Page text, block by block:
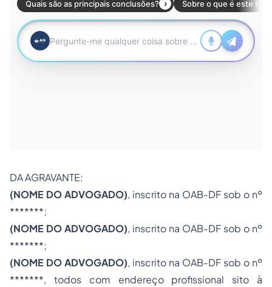
DA AGRAVANTE:
(NOME DO ADVOGADO), inscrito na OAB-DF sob o nº
*******;
(NOME DO ADVOGADO), inscrito na OAB-DF sob o nº
*******;
(NOME DO ADVOGADO), inscrito na OAB-DF sob o nº
*******, todos com endereço profissional sito à